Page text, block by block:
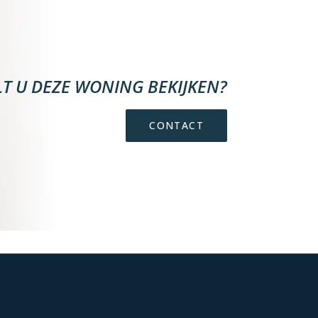
U DEZE WONING BEKIJKEN?
CONTACT